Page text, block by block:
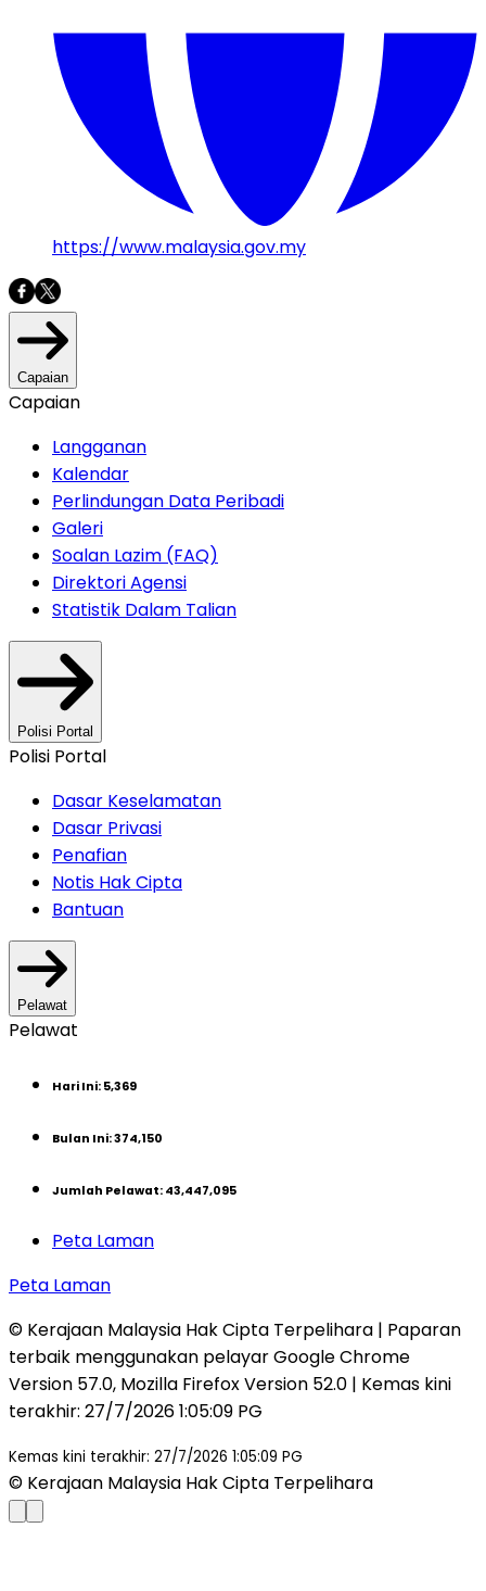
https://www.malaysia.gov.my
Capaian
Capaian
Langganan
Kalendar
Perlindungan Data Peribadi
Galeri
Soalan Lazim (FAQ)
Direktori Agensi
Statistik Dalam Talian
Polisi Portal
Polisi Portal
Dasar Keselamatan
Dasar Privasi
Penafian
Notis Hak Cipta
Bantuan
Pelawat
Pelawat
Hari Ini: 5,369
Bulan Ini:374,150
Jumlah Pelawat: 43,447,095
Peta Laman
Peta Laman
© Kerajaan Malaysia Hak Cipta Terpelihara | Paparan
terbaik menggunakan pelayar Google Chrome
Version 57.0, Mozilla Firefox Version 52.0 | Kemas kini
terakhir: 27/7/2026 1:05:09 PG
Kemas kini terakhir: 27/7/2026 1:05:09 PG
© Kerajaan Malaysia Hak Cipta Terpelihara